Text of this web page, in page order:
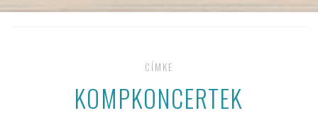
CÍMKE
KOMPKONCERTEK